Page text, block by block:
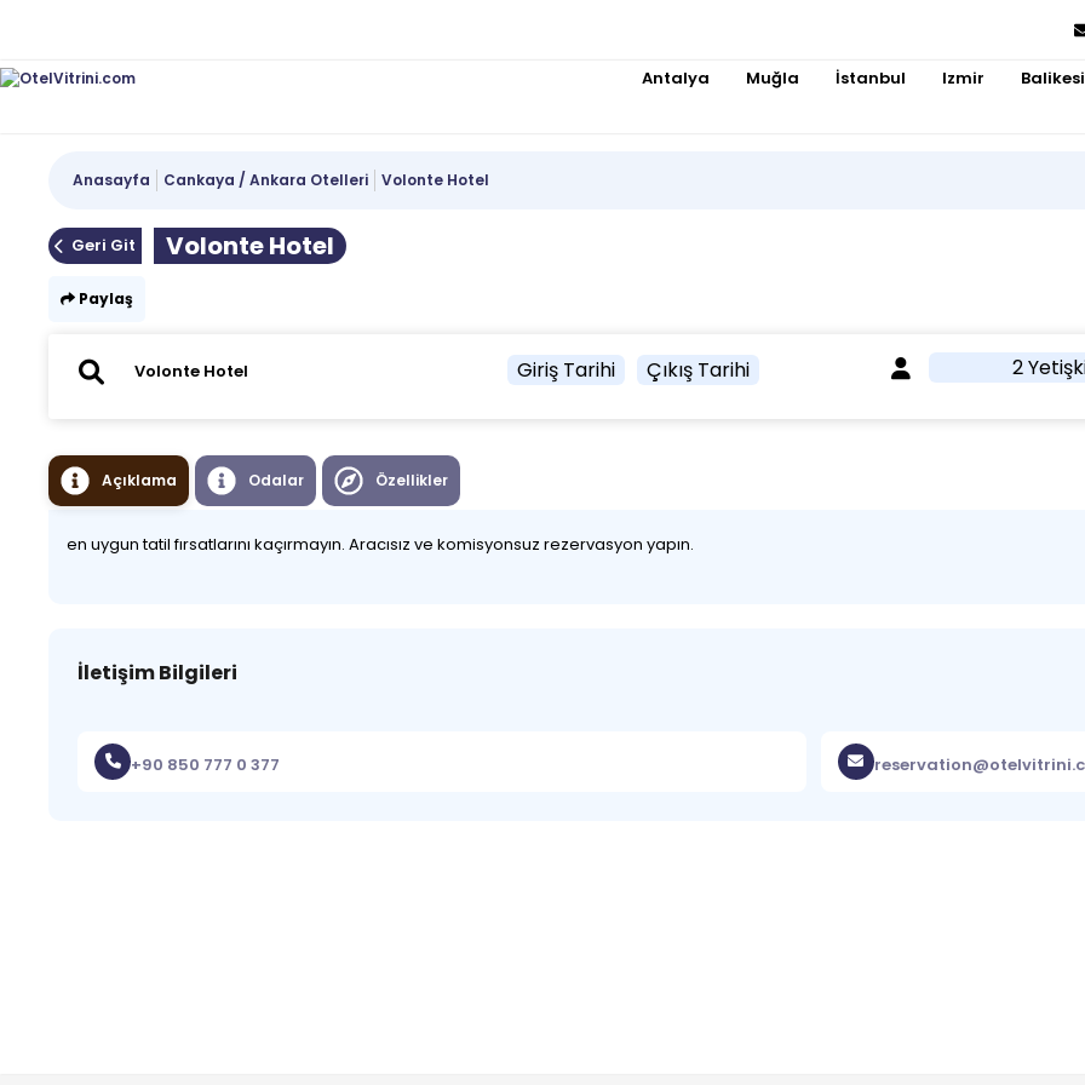
Antalya Muğla İstanbul Izmir
Anasayfa Cankaya / Ankara Otelleri Volonte Hotel
Geri Git Volonte Hotel
Paylaş
Giriş Tarihi Çıkış Tarihi 2
Açıklama Odalar Özellikler
en uygun tatil fırsatlarını kaçırmayın. Aracısız ve komisyonsuz rezervasyon yapın.
İletişim Bilgileri
+90 850 777 0 377